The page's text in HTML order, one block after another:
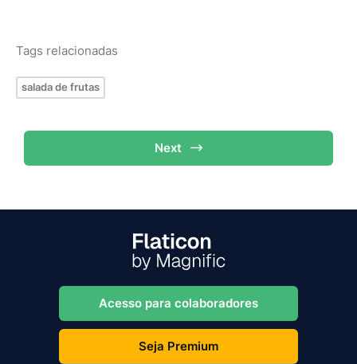
Tags relacionadas
salada de frutas
Next
Acesso para colaboradores
Seja Premium